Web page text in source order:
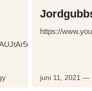
https://
juni 11, 2021 —